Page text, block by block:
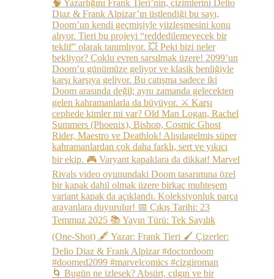
🌀 Bugün ne izlesek? Absürt, çılgın ve bir